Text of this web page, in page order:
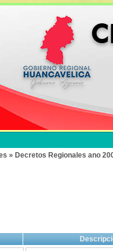
» Decretos Regionales ano